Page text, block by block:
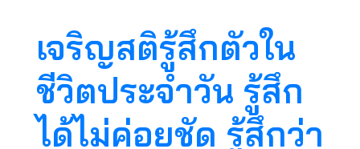
เจริญสติรู้สึกตัวใน
ชีวิตประจำวัน รู้สึก
ได้ไม่ค่อยชัด รู้สึกว่า